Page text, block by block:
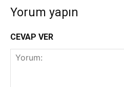
Yorum yapın
CEVAP VER